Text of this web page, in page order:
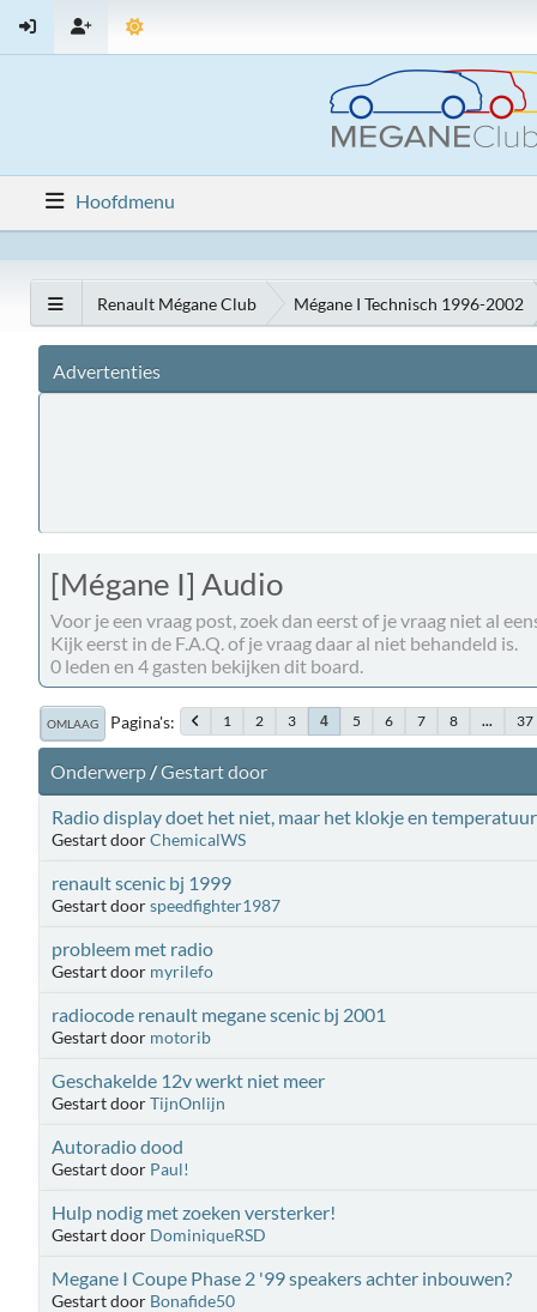
Hoofdmenu
Renault Mégane Club Mégane I Technisch 1996-2002
Advertenties
[Mégane I] Audio
Voor je een vraag post, zoek dan eerst of je vraag niet al
Kijk eerst in de F.A.Q. of je vraag daar al niet behandeld is.
0 leden en 4 gasten bekijken dit board.
OMLAAG Pagina's 1 2 3 4 5 6 7 8 ... 37
Onderwerp/Gestart door
Radio display doet het niet, maar het klokje en
Gestart doorChemicalWS
renault scenic bj 1999
Gestart doorspeedfighter1987
probleem met radio
Gestart door myrilefo
radiocode renault megane scenic bj 2001
Gestart door motorib
Geschakelde 12v werkt niet meer
Gestart doorTijnOnlijn
Autoradio dood
Gestart door Paul!
Hulp nodig met zoeken versterker!
Gestart door DominiqueRSD
Megane I Coupe Phase 2 '99 speakers achter inbouwen?
Gestart door Bonafide50